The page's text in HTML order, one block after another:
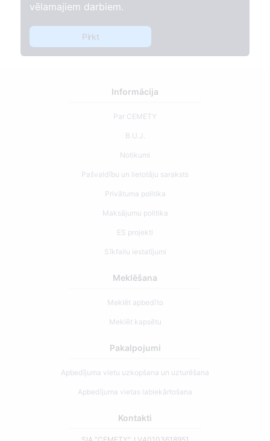
vēlamajiem darbiem.
Pirkt
Informācija
Par CEMETY
B.U.J.
Notikumi
Pašvaldību un lietotāju saraksts
Privātuma politika
Maksājumu politika
ES projekti
Sīkfailu iestatījumi
Meklēšana
Meklēt apbedīto
Meklēt kapsētu
Pakalpojumi
Apbedījuma vietu uzkopšana un uzturēšana
Apbedījuma vietas labiekārtošana
Kontakti